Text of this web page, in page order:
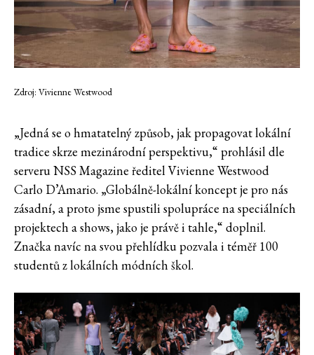
Zdroj: Vivienne Westwood
„Jedná se o hmatatelný způsob, jak propagovat lokální
tradice skrze mezinárodní perspektivu,“ prohlásil dle
serveru NSS Magazine ředitel Vivienne Westwood
Carlo D’Amario. „Globálně-lokální koncept je pro nás
zásadní, a proto jsme spustili spolupráce na speciálních
projektech a shows, jako je právě i tahle,“ doplnil.
Značka navíc na svou přehlídku pozvala i téměř 100
studentů z lokálních módních škol.